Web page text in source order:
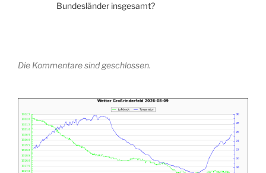
Bundesländer insgesamt?
Die Kommentare sind geschlossen.